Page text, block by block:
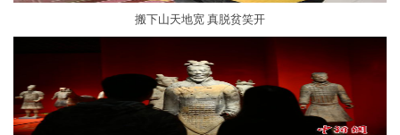
搬下山天地宽 真脱贫笑开